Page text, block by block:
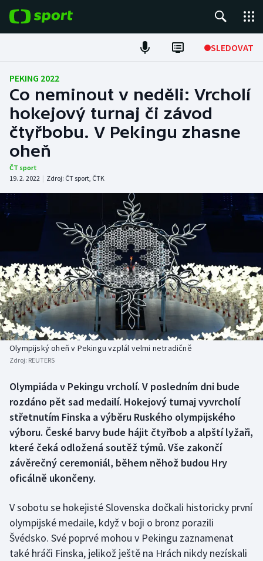
SLEDOVAT
Fotbal
Hokej
Tenis
Atletika
DALŠÍ SPORTY
Americký fotbal
Baseball a softbal
Basketbal
Biatlon
Boby a skeleton
Box
Curling
Dostihy
Florbal
Golf
Gymnastika
NEPŘEHLÉDNĚTE
Soutěže
Historické návraty
Aplikace ČT sport
AZ kvíz
PEKING 2022
Co neminout v neděli: Vrcholí
hokejový turnaj či závod
čtyřbobu. V Pekingu zhasne
oheň
ČT sport
19. 2. 2022 | Zdroj: ČT sport, ČTK
Olympijský oheň v Pekingu vzplál velmi netradičně
Zdroj: REUTERS
Olympiáda v Pekingu vrcholí. V posledním dni bude
rozdáno pět sad medailí. Hokejový turnaj vyvrcholí
střetnutím Finska a výběru Ruského olympijského
výboru. České barvy bude hájit čtyřbob a alpští lyžaři,
které čeká odložená soutěž týmů. Vše zakončí
závěrečný ceremoniál, během něhož budou Hry
oficálně ukončeny.
V sobotu se hokejisté Slovenska dočkali historicky první
olympijské medaile, když v boji o bronz porazili
Švédsko. Své poprvé mohou v Pekingu zaznamenat
také hráči Finska, jelikož ještě na Hrách nikdy nezískali